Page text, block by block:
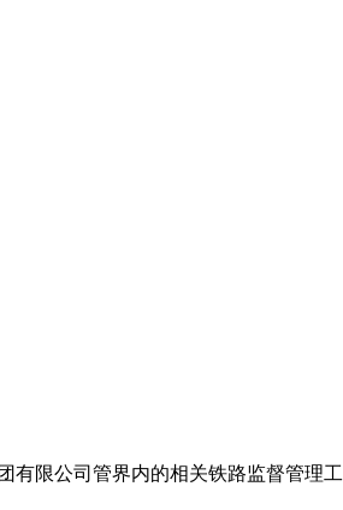
限公司管界内的相关铁路监督管理工